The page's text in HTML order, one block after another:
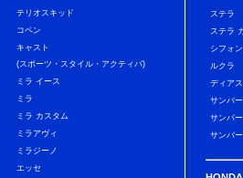
テリオスキッド
コペン
キャスト
(スポーツ・スタイル・アクティバ)
ミラ イース
ミラ
ミラ カスタム
ミラアヴィ
ミラジーノ
エッセ
ステラ
ステラ
シフォ
ルクラ
ディア
サンバ
サンバ
サンバ